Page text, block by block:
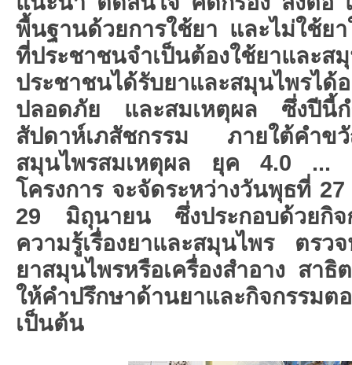
พื้นฐานด้วยการใช้ยา และไม่ใช้ย
ที่ประชาชนจำเป็นต้องใช้ยาแล
ประชาชนได้รับยาและสมุนไพรได้
ปลอดภัย และสมเหตุผล ซึ่งปีนี้ก
สัปดาห์เภสัชกรรม ภายใต้คำ
สมุนไพรสมเหตุผล ยุค 4.0 ...
โครงการ จะจัดระหว่างวันพุธที่
29 มิถุนายน ซึ่งประกอบด้วยกิจ
ความรู้เรื่องยาและสมุนไพร ตรวจ
ยาสมุนไพรหรือเครื่องสำอาง สาธิ
ให้คำปรึกษาด้านยาและกิจกรรมต
เป็นต้น